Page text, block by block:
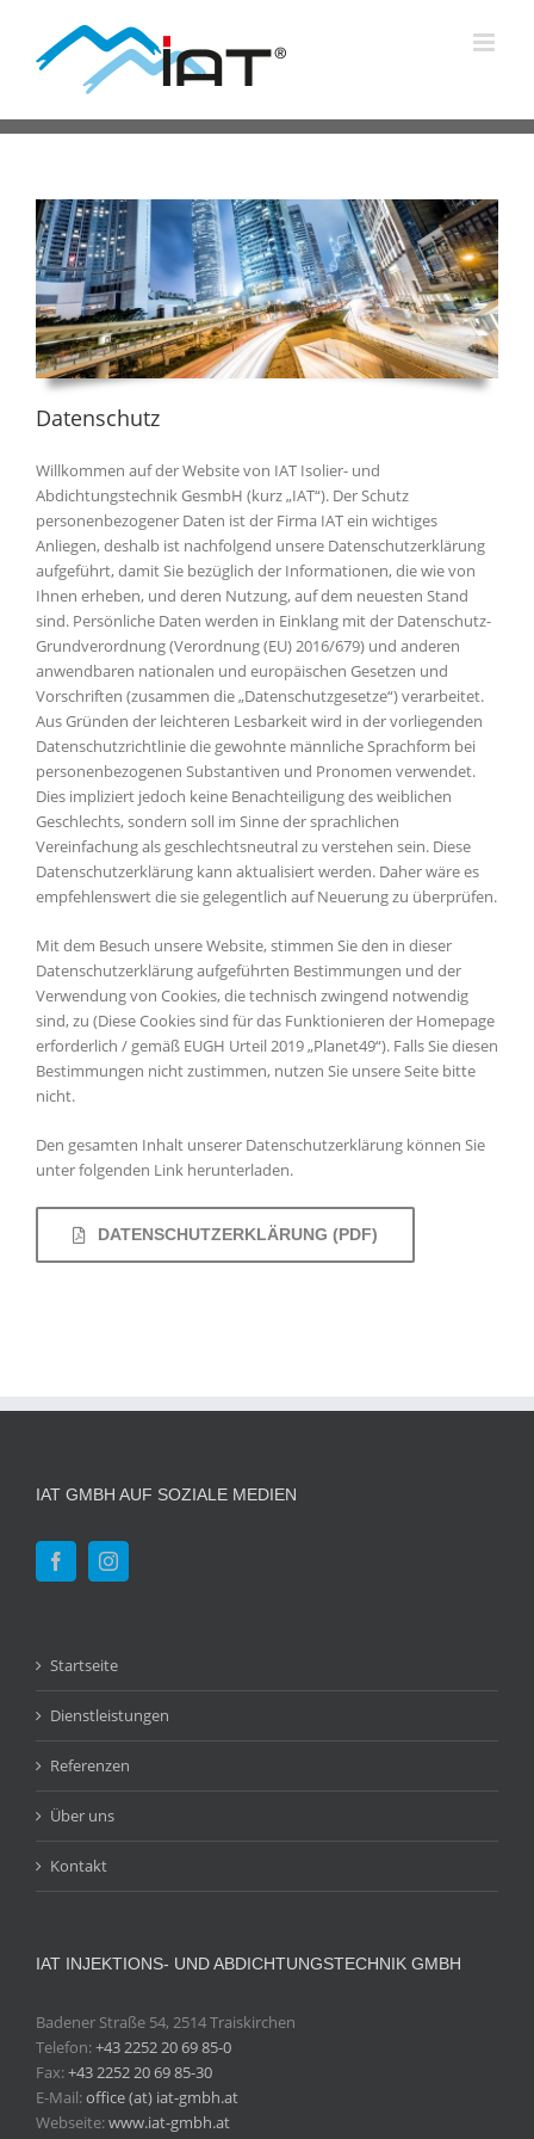
springen
Datenschutz
Willkommen auf der Website von IAT Isolier- und
Abdichtungstechnik GesmbH (kurz „IAT“). Der Schutz
personenbezogener Daten ist der Firma IAT ein wichtiges
Anliegen, deshalb ist nachfolgend unsere Datenschutzerklärung
aufgeführt, damit Sie bezüglich der Informationen, die wie von
Ihnen erheben, und deren Nutzung, auf dem neuesten Stand
sind. Persönliche Daten werden in Einklang mit der Datenschutz-
Grundverordnung (Verordnung (EU) 2016/679) und anderen
anwendbaren nationalen und europäischen Gesetzen und
Vorschriften (zusammen die „Datenschutzgesetze“) verarbeitet.
Aus Gründen der leichteren Lesbarkeit wird in der vorliegenden
Datenschutzrichtlinie die gewohnte männliche Sprachform bei
personenbezogenen Substantiven und Pronomen verwendet.
Dies impliziert jedoch keine Benachteiligung des weiblichen
Geschlechts, sondern soll im Sinne der sprachlichen
Vereinfachung als geschlechtsneutral zu verstehen sein. Diese
Datenschutzerklärung kann aktualisiert werden. Daher wäre es
empfehlenswert die sie gelegentlich auf Neuerung zu überprüfen.
Mit dem Besuch unsere Website, stimmen Sie den in dieser
Datenschutzerklärung aufgeführten Bestimmungen und der
Verwendung von Cookies, die technisch zwingend notwendig
sind, zu (Diese Cookies sind für das Funktionieren der Homepage
erforderlich / gemäß EUGH Urteil 2019 „Planet49“). Falls Sie diesen
Bestimmungen nicht zustimmen, nutzen Sie unsere Seite bitte
nicht.
Den gesamten Inhalt unserer Datenschutzerklärung können Sie
unter folgenden Link herunterladen.
DATENSCHUTZERKLÄRUNG (PDF)
IAT GMBH AUF SOZIALE MEDIEN
Startseite
Dienstleistungen
Referenzen
Über uns
Kontakt
IAT INJEKTIONS- UND ABDICHTUNGSTECHNIK GMBH
Badener Straße 54, 2514 Traiskirchen
Telefon:+43 2252 20 69 85-0
Fax:+43 2252 20 69 85-30
E-Mail:office (at) iat-gmbh.at
Webseite:www.iat-gmbh.at